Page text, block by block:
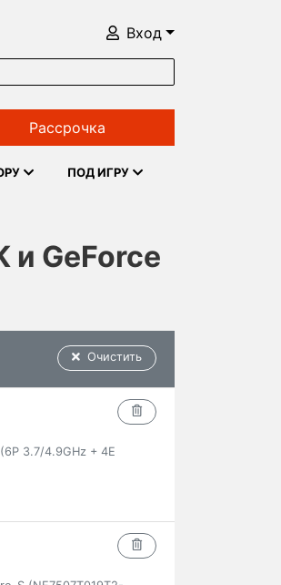
Вход
Рассрочка
ПОД ИГРУ
и GeForce
Очистить
3.7/4.9GHz + 4E